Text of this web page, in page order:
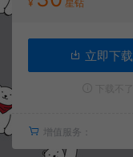
¥ 星钻
立即下载
增值服务：